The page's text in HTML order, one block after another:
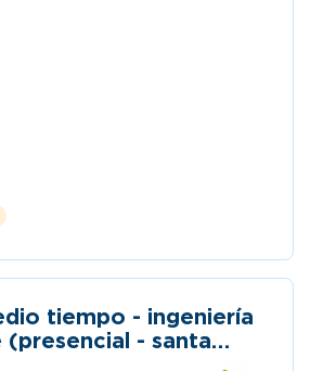
tiempo - ingeniería
- santa